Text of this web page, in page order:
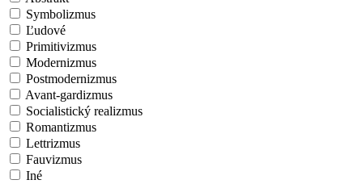
Symbolizmus
Ľudové
Primitivizmus
Modernizmus
Postmodernizmus
Avant-gardizmus
Socialistický realizmus
Romantizmus
Lettrizmus
Fauvizmus
Iné